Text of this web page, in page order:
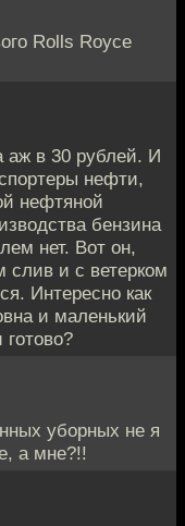
Rolls Royce
аж в 30 рублей. И
нефти,
нефтяной
бензина
нет. Вот он,
и с ветерком
Интересно как
и маленький
уборных не я
а мне?!!